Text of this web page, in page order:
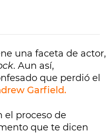
una faceta de actor,
. Aun así,
que perdió el
Garfield.
el proceso de
que te dicen